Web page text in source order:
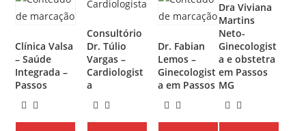
Clínica Valsa
– Saúde
Integrada –
Passos
Consultório
Dr. Túlio
Vargas –
Cardiologist
a
Dr. Fabian
Lemos –
Ginecologist
a em Passos
Dra Viviana
Martins
Neto-
Ginecologist
a e obstetra
em Passos
MG